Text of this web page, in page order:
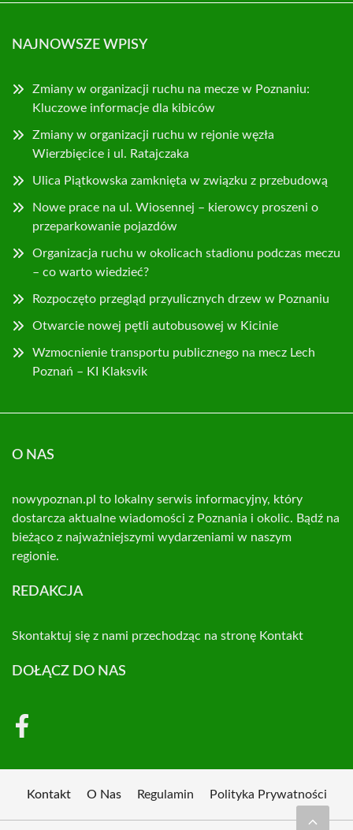
NAJNOWSZE WPISY
Zmiany w organizacji ruchu na mecze w Poznaniu:
Kluczowe informacje dla kibiców
Zmiany w organizacji ruchu w rejonie węzła
Wierzbięcice i ul. Ratajczaka
Ulica Piątkowska zamknięta w związku z przebudową
Nowe prace na ul. Wiosennej – kierowcy proszeni o
przeparkowanie pojazdów
Organizacja ruchu w okolicach stadionu podczas meczu
– co warto wiedzieć?
Rozpoczęto przegląd przyulicznych drzew w Poznaniu
Otwarcie nowej pętli autobusowej w Kicinie
Wzmocnienie transportu publicznego na mecz Lech
Poznań – KI Klaksvik
O NAS
nowypoznan.pl to lokalny serwis informacyjny, który
dostarcza aktualne wiadomości z Poznania i okolic. Bądź na
bieżąco z najważniejszymi wydarzeniami w naszym
regionie.
REDAKCJA
Skontaktuj się z nami przechodząc na stronę Kontakt
DOŁĄCZ DO NAS
Kontakt O Nas Regulamin Polityka Prywatności